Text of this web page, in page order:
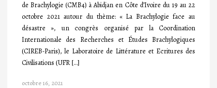
de Brachylogie (CMB4) à Abidjan en Côte d’Ivoire du 19 au 22
octobre 2021 autour du thème: « La Brachylogie face au
désastre », un congrès organisé par la Coordination
Internationale des Recherches et Études Brachylogiques
(CIREB-Paris), le Laboratoire de Littérature et Ecritures des
Civilisations (UFR […]
octobre 16, 2021